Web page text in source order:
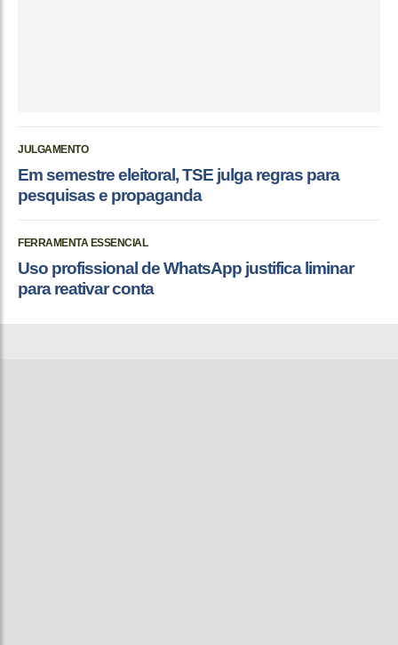
JULGAMENTO
Em semestre eleitoral, TSE julga regras para
pesquisas e propaganda
FERRAMENTA ESSENCIAL
Uso profissional de WhatsApp justifica liminar
para reativar conta